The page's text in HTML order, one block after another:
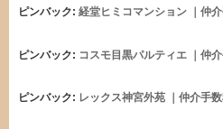
ピンバック: 経堂ヒミコマンション ｜仲
ピンバック: コスモ目黒パルティエ ｜仲
ピンバック: レックス神宮外苑 ｜仲介手